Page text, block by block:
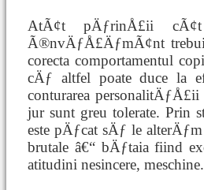
AtÃ¢t pÄƒrinÅ£ii
Ã®nvÄƒÅ£ÄƒmÃ¢nt
corecta comportamentul
cÄƒ altfel poate duce la
conturarea
jur sunt greu tolerate. Prin
este pÄƒcat sÄƒ le
brutale â€“ bÄƒtaia fiind
atitudini nesincere, meschine.